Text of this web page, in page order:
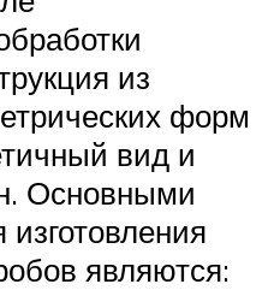
из
форм
вид и
Основными
являются: